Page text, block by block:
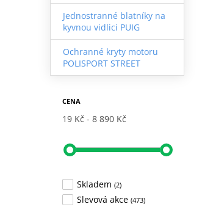
Jednostranné blatníky na
kyvnou vidlici PUIG
Ochranné kryty motoru
POLISPORT STREET
CENA
19 Kč 8 890 Kč
Skladem (2)
Slevová akce (473)